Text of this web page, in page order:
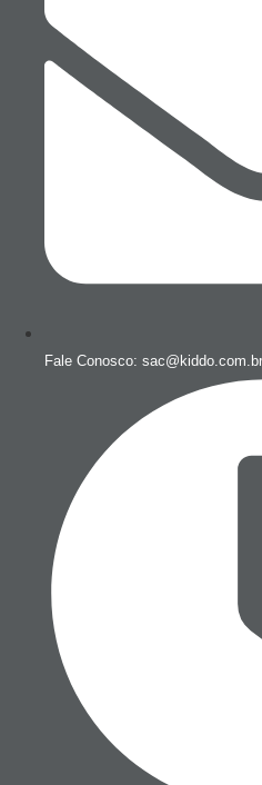
Fale Conosco: sac@kiddo.com.br